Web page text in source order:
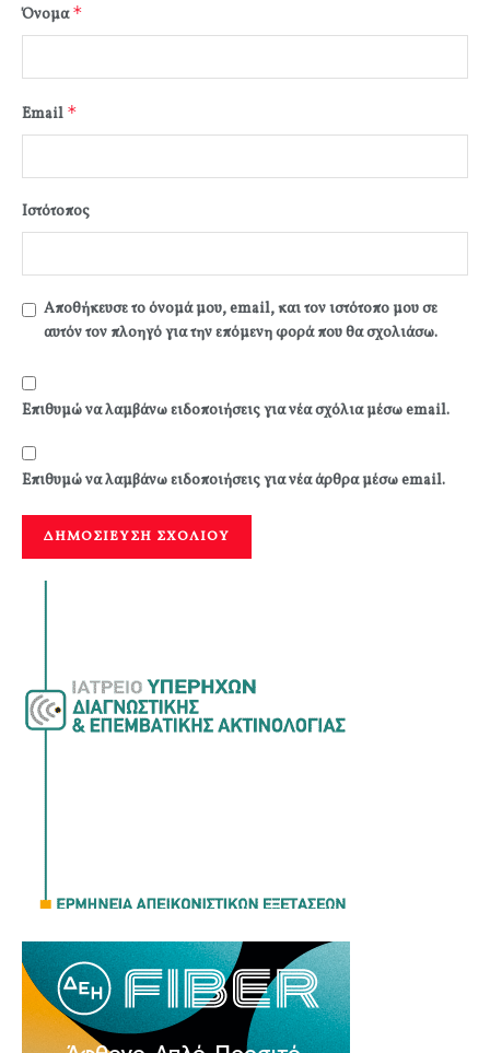
Όνομα*
Email *
Ιστότοπος
Αποθήκευσε το όνομά μου, email, και τον ιστότοπο μου σε
αυτόν τον πλοηγό για την επόμενη φορά που θα σχολιάσω.
Επιθυμώ να λαμβάνω ειδοποιήσεις για νέα σχόλια μέσω email.
Επιθυμώ να λαμβάνω ειδοποιήσεις για νέα άρθρα μέσω email.